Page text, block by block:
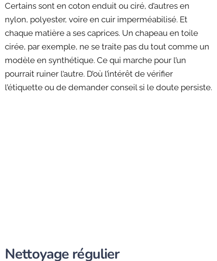
Certains sont en coton enduit ou ciré, d’autres en
nylon, polyester, voire en cuir imperméabilisé. Et
chaque matière a ses caprices. Un chapeau en toile
cirée, par exemple, ne se traite pas du tout comme un
modèle en synthétique. Ce qui marche pour l’un
pourrait ruiner l’autre. D’où l’intérêt de vérifier
l’étiquette ou de demander conseil si le doute persiste.
Nettoyage régulier